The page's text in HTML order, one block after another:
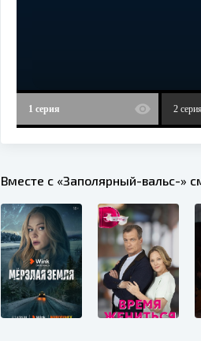
1 серия 2 серия
Вместе с «Заполярный-вальс-»